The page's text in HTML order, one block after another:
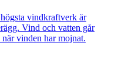
vindkraftverk är
Vind och vatten går
vinden har mojnat.